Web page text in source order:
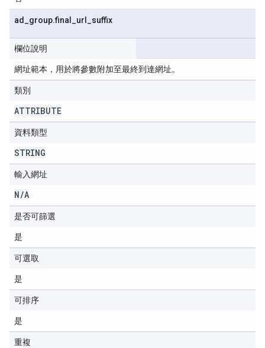
ad group.final url suffix
欄位說明
網址範本，用於將參數附加至最終到達網址。
類別
ATTRIBUTE
資料類型
STRING
輸入網址
N/A
是否可篩選
是
可選取
是
可排序
是
重複